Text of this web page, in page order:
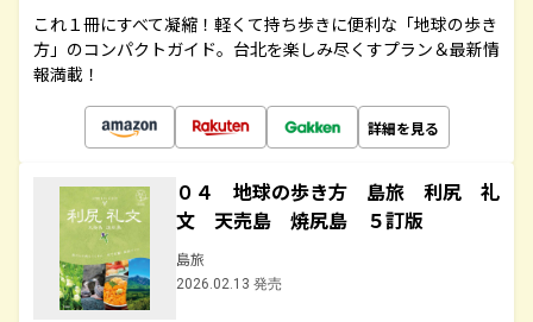
これ１冊にすべて凝縮！軽くて持ち歩きに便利な「地球の歩き
方」のコンパクトガイド。台北を楽しみ尽くすプラン＆最新情
報満載！
詳細を見る
０４ 地球の歩き方 島旅 利尻 礼
文 天売島 焼尻島 ５訂版
島旅
2026.02.13 発売